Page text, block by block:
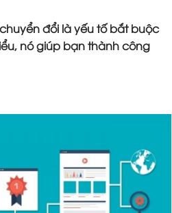
đổi là yếu tố bắt buộc
nó giúp bạn thành công